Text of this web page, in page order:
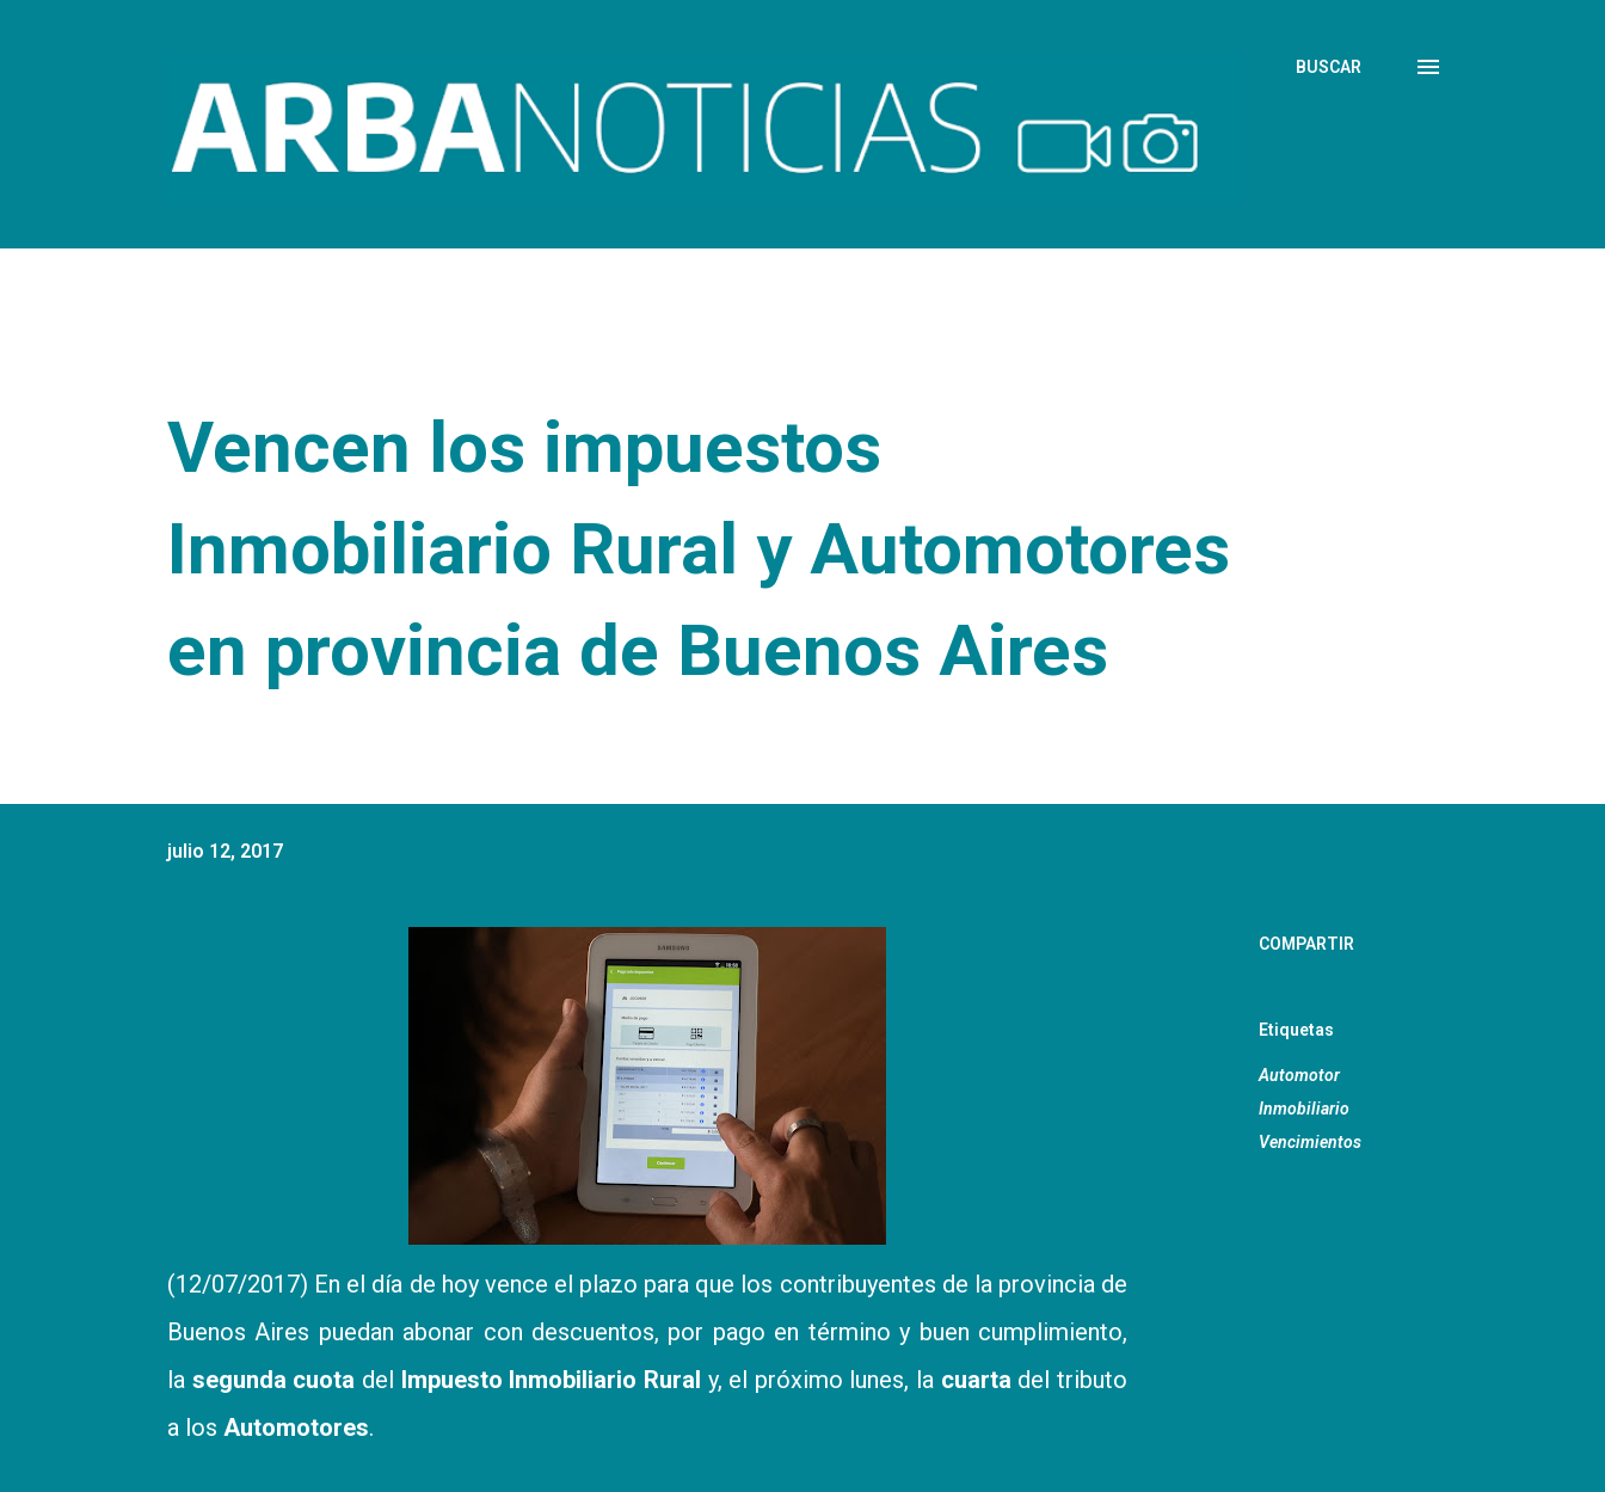
BUSCAR
Vencen los impuestos
Inmobiliario Rural y Automotores
en provincia de Buenos Aires
julio 12, 2017
(12/07/2017) En el día de hoy vence el plazo para que los contribuyentes de la provincia de
Buenos Aires puedan abonar con descuentos, por pago en término y buen cumplimiento,
la segunda cuota del Impuesto Inmobiliario Rural y, el próximo lunes, la cuarta del tributo
a los Automotores.
COMPARTIR
Etiquetas
Automotor
Inmobiliario
Vencimientos